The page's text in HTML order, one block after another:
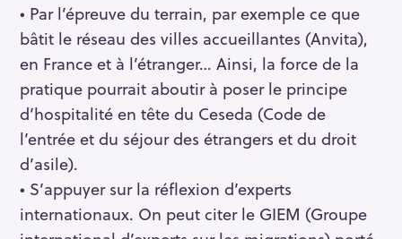
• Par l’épreuve du terrain, par exemple ce que
bâtit le réseau des villes accueillantes (Anvita),
en France et à l’étranger… Ainsi, la force de la
pratique pourrait aboutir à poser le principe
d’hospitalité en tête du Ceseda (Code de
l’entrée et du séjour des étrangers et du droit
d’asile).
• S’appuyer sur la réflexion d’experts
internationaux. On peut citer le GIEM (Groupe